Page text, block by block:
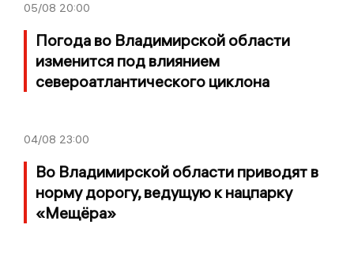
05/08 20:00
Погода во Владимирской области
изменится под влиянием
североатлантического циклона
04/08 23:00
Во Владимирской области приводят в
норму дорогу, ведущую к нацпарку
«Мещёра»